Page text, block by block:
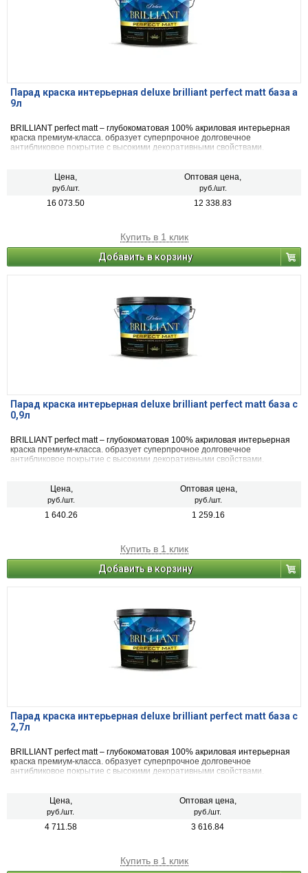
Парад краска интерьерная deluxe brilliant perfect matt база а
9л
BRILLIANT perfect matt – глубокоматовая 100% акриловая интерьерная
краска премиум-класса. образует суперпрочное долговечное
антибликовое покрытие с высокими декоративными свойствами.
Цена,
руб./шт.
Оптовая цена,
руб./шт.
16 073.50 12 338.83
Купить в 1 клик
Добавить в корзину
Парад краска интерьерная deluxe brilliant perfect matt база с
0,9л
BRILLIANT perfect matt – глубокоматовая 100% акриловая интерьерная
краска премиум-класса. образует суперпрочное долговечное
антибликовое покрытие с высокими декоративными свойствами.
Цена,
руб./шт.
Оптовая цена,
руб./шт.
1 640.26 1 259.16
Купить в 1 клик
Добавить в корзину
Парад краска интерьерная deluxe brilliant perfect matt база с
2,7л
BRILLIANT perfect matt – глубокоматовая 100% акриловая интерьерная
краска премиум-класса. образует суперпрочное долговечное
антибликовое покрытие с высокими декоративными свойствами.
Цена,
руб./шт.
Оптовая цена,
руб./шт.
4 711.58 3 616.84
Купить в 1 клик